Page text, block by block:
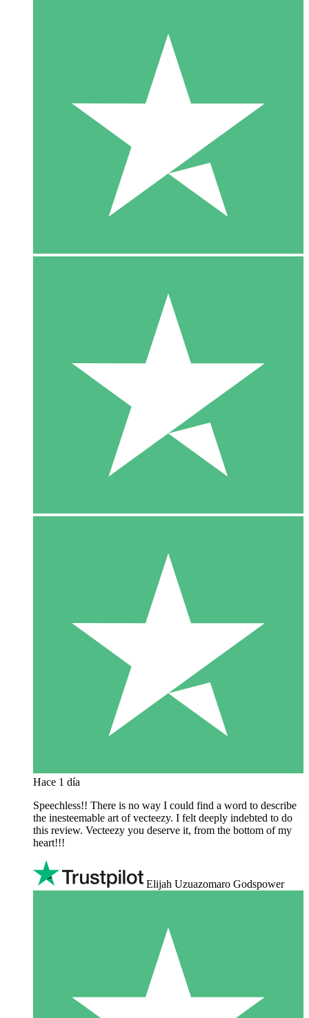
Hace 1 día
Speechless!! There is no way I could find a word to describe
the inesteemable art of vecteezy. I felt deeply indebted to do
this review. Vecteezy you deserve it, from the bottom of my
heart!!!
Elijah Uzuazomaro Godspower